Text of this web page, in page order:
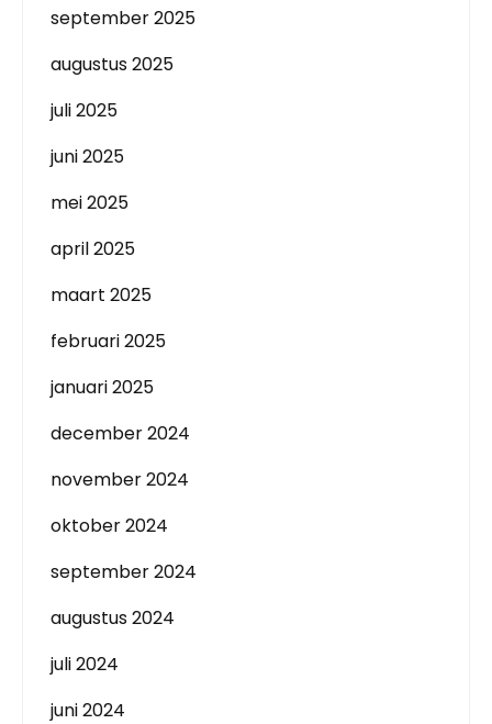
september 2025
augustus 2025
juli 2025
juni 2025
mei 2025
april 2025
maart 2025
februari 2025
januari 2025
december 2024
november 2024
oktober 2024
september 2024
augustus 2024
juli 2024
juni 2024